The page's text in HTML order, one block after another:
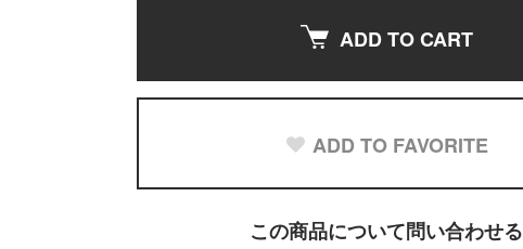
ADD TO CART
ADD TO FAVORITE
この商品について問い合わせる